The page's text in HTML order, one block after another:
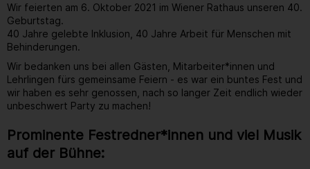
Wir feierten am 6. Oktober 2021 im Wiener Rathaus unseren 40.
Geburtstag.
40 Jahre gelebte Inklusion, 40 Jahre Arbeit für Menschen mit
Behinderungen.
Wir bedanken uns bei allen Gästen, Mitarbeiter*innen und
Lehrlingen fürs gemeinsame Feiern - es war ein buntes Fest und
wir haben es sehr genossen, nach so langer Zeit endlich wieder
unbeschwert Party zu machen!
Prominente Festredner*innen und viel Musik
auf der Bühne: